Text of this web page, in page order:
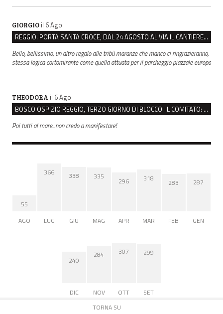
GIORGIO il 6 Ago
REGGIO. PORTA SANTA CROCE, DAL 24 AGOSTO AL VIA IL CANTIERE PER IL NUOVO COLLETTORE FOGNARIO
Bello, bellissimo, un altro regalo alle tribù maranze che manco ci ringrazieranno,
stessa logica cortomirante come quella attuata per il parcheggio piazzale europa
THEODORA il 6 Ago
BOSCO OSPIZIO REGGIO, TERZO GIORNO DI BLOCCO. IL COMITATO: “PRESIDIO FINO A VENERDÌ”
Poi tutti al mare...non credo a manifestare!
55
AGO
366
LUG
338
GIU
335
MAG
296
APR
318
MAR
283
FEB
287
GEN
240
DIC
284
NOV
307
OTT
299
SET
TORNA SU